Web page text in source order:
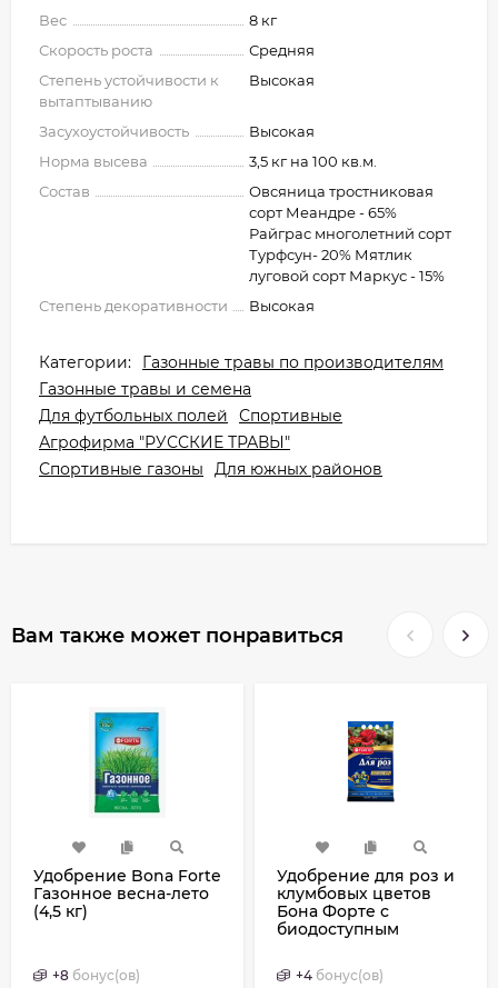
Вес
8 кг
Скорость роста
Средняя
Степень устойчивости к
вытаптыванию
Высокая
Засухоустойчивость
Высокая
Норма высева
3,5 кг на 100 кв.м.
Состав
Овсяница тростниковая
сорт Меандре - 65%
Райграс многолетний сорт
Турфсун- 20% Мятлик
луговой сорт Маркус - 15%
Степень декоративности
Высокая
Категории:
Газонные травы по производителям
Газонные травы и семена
Для футбольных полей
Спортивные
Агрофирма "РУССКИЕ ТРАВЫ"
Спортивные газоны
Для южных районов
Вам также может понравиться
Удобрение Bona Forte
Газонное весна-лето
(4,5 кг)
+8 бонус(ов)
Удобрение для роз и
клумбовых цветов
Бона Форте с
биодоступным
+4 бонус(ов)